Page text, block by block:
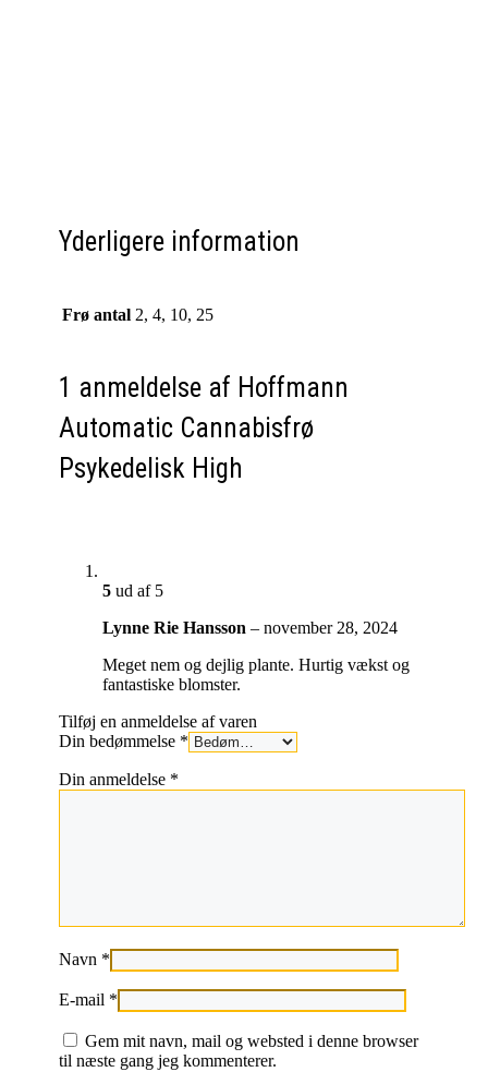
Yderligere information
Frø antal 2, 4, 10, 25
1 anmeldelse af Hoffmann
Automatic Cannabisfrø
Psykedelisk High
5 ud af 5
Lynne Rie Hansson – november 28, 2024
Meget nem og dejlig plante. Hurtig vækst og
fantastiske blomster.
Tilføj en anmeldelse af varen
Din bedømmelse *
Din anmeldelse *
Navn *
E-mail *
Gem mit navn, mail og websted i denne browser
til næste gang jeg kommenterer.